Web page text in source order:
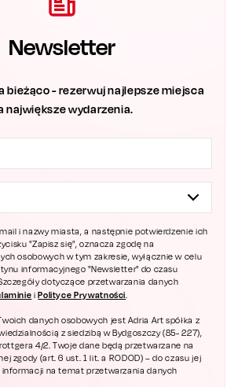
Newsletter
bieżąco - rezerwuj najlepsze miejsca
największe wydarzenia.
i nazwy miasta, a następnie potwierdzenie ich
"Zapisz się", oznacza zgodę na
osobowych w tym zakresie, wyłącznie w celu
informacyjnego "Newsletter" do czasu
dotyczące przetwarzania danych
i Polityce Prywatności.
danych osobowych jest Adria Art spółka z
z siedzibą w Bydgoszczy (85- 227),
4/2. Twoje dane będą przetwarzane na
zgody (art. 6 ust. 1 lit. a RODOD) – do czasu jej
na temat przetwarzania danych